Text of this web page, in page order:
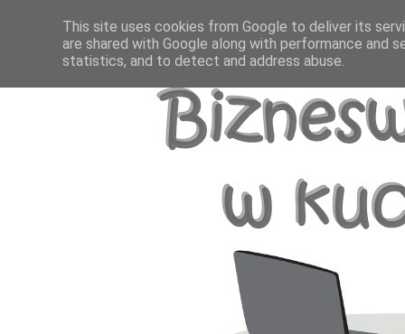
This site uses cookies from Google to deliver its
are shared with Google along with performance and
statistics, and to detect and address abuse.